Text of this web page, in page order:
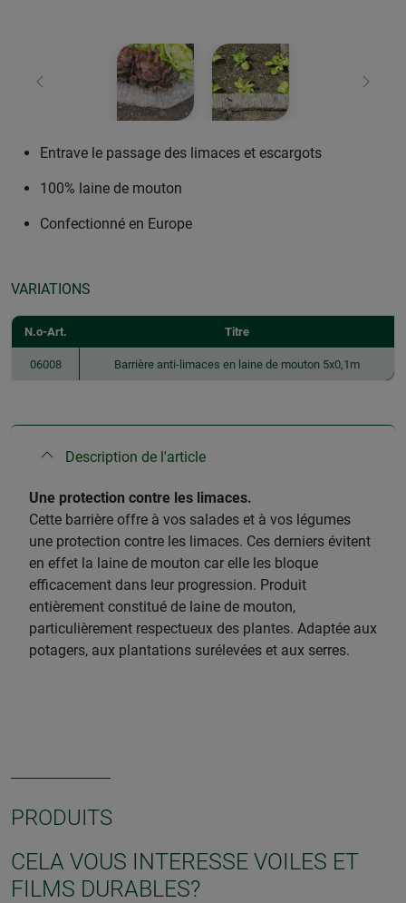
retour
Entrave le passage des limaces et escargots
100% laine de mouton
Confectionné en Europe
VARIATIONS
N.o-Art. Titre
06008 Barrière anti-limaces en laine de mouton 5x0,1m
Description de l'article
Une protection contre les limaces.
Cette barrière offre à vos salades et à vos légumes
une protection contre les limaces. Ces derniers évitent
en effet la laine de mouton car elle les bloque
efficacement dans leur progression. Produit
entièrement constitué de laine de mouton,
particulièrement respectueux des plantes. Adaptée aux
potagers, aux plantations surélevées et aux serres.
PRODUITS
CELA VOUS INTERESSE VOILES ET
FILMS DURABLES?